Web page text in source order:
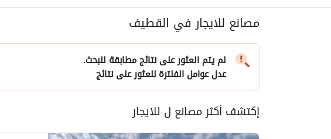
مصانع للايجار في القطيف
لم يتم العثور على نتائج مطابقة للبحث.
عدل عوامل الفلترةللعثور على نتائج
إكتشف أكثر مصانع ل للايجار